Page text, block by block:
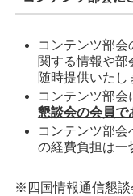
コンテンツ部会
関する情報や部
随時提供いたし
コンテンツ部会
懇談会の会員で
コンテンツ部
の経費負担は一
※四国情報通信懇談